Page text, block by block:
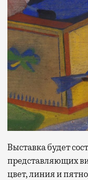
Выставка будет
представляющих
цвет, линия и